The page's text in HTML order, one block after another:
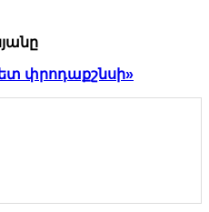
փրոդաքշնսի»